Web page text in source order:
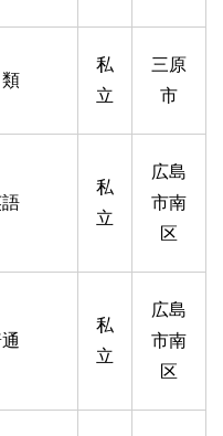
類
私
立
三原
市
私
立
広島
市南
区
私
立
広島
市南
区